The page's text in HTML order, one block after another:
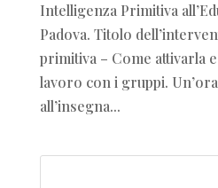
Intelligenza Primitiva
Padova. Titolo
primitiva – Come attivarla
lavoro con i gruppi.
all’insegna...